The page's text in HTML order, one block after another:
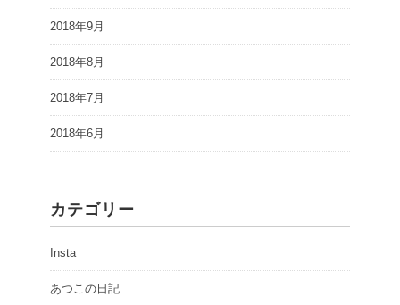
2018年9月
2018年8月
2018年7月
2018年6月
カテゴリー
Insta
あつこの日記